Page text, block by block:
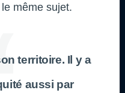
même sujet.
territoire. Il y a
aussi par